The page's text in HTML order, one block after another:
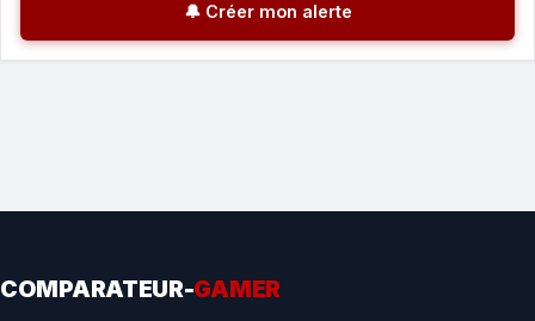
🔔 Créer mon alerte
COMPARATEUR-GAMER